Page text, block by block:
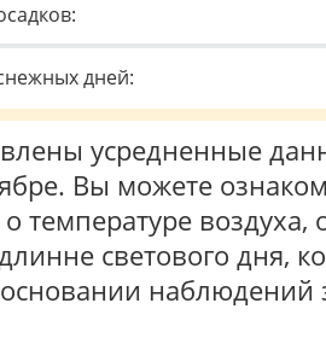
дней:
усредненные
Вы можете
температуре воздуха,
светового дня,
наблюдений